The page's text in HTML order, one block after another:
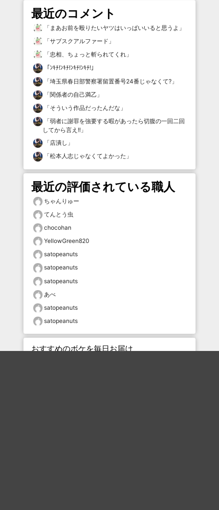
最近のコメント
「 まあお前を殴りたいヤツはいっぱいいると思うよ 」
「サブスクアルファード 」
「忠相、ちょっと斬られてくれ 」
「ﾝｷﾁ!ﾝｷﾁ!ﾝｷﾁ!ﾝｷﾁ! 」
「埼玉県春日部警察署留置番号24番じゃなくて? 」
「関係者の自己満乙 」
「そういう作品だったんだな 」
「弱者に謝罪を強要する暇があったら切腹の一回二回
してから言え!! 」
「店潰し 」
「松本人志じゃなくてよかった 」
最近の評価されている職人
ちゃんりゅー
てんとう虫
chocohan
YellowGreen820
satopeanuts
satopeanuts
satopeanuts
あべ
satopeanuts
satopeanuts
おすすめのボケを毎日お届け